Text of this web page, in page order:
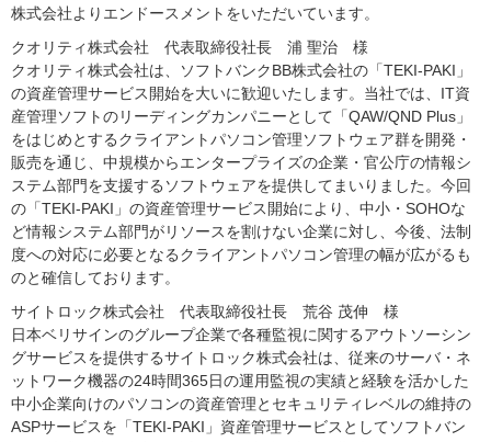
株式会社よりエンドースメントをいただいています。
クオリティ株式会社 代表取締役社長 浦 聖治 様
クオリティ株式会社は、ソフトバンクBB株式会社の「TEKI-PAKI」
の資産管理サービス開始を大いに歓迎いたします。当社では、IT資
産管理ソフトのリーディングカンパニーとして「QAW/QND Plus」
をはじめとするクライアントパソコン管理ソフトウェア群を開発・
販売を通じ、中規模からエンタープライズの企業・官公庁の情報シ
ステム部門を支援するソフトウェアを提供してまいりました。今回
の「TEKI-PAKI」の資産管理サービス開始により、中小・SOHOな
ど情報システム部門がリソースを割けない企業に対し、今後、法制
度への対応に必要となるクライアントパソコン管理の幅が広がるも
のと確信しております。
サイトロック株式会社 代表取締役社長 荒谷 茂伸 様
日本ベリサインのグループ企業で各種監視に関するアウトソーシン
グサービスを提供するサイトロック株式会社は、従来のサーバ・ネ
ットワーク機器の24時間365日の運用監視の実績と経験を活かした
中小企業向けのパソコンの資産管理とセキュリティレベルの維持の
ASPサービスを「TEKI-PAKI」資産管理サービスとしてソフトバン